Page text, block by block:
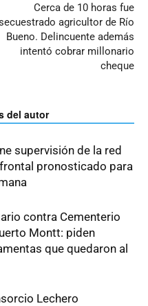
Cerca de 10 horas fue
agricultor de Río
Bueno. Delincuente además
intentó cobrar millonario
cheque
del autor
supervisión de la red
pronosticado para
contra Cementerio
Montt: piden
que quedaron al
Lechero